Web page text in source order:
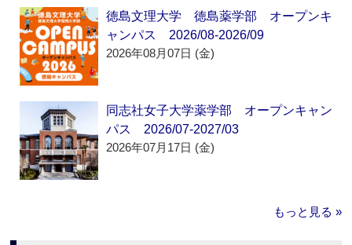
徳島文理大学 徳島薬学部 オープンキ
ャンパス 2026/08-2026/09
2026年08月07日 (金)
同志社女子大学薬学部 オープンキャン
パス 2026/07-2027/03
2026年07月17日 (金)
もっと見る »